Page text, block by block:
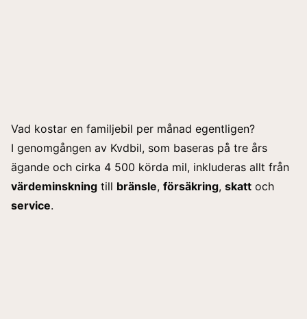
Vad kostar en familjebil per månad egentligen?
I genomgången av Kvdbil, som baseras på tre års
ägande och cirka 4 500 körda mil, inkluderas allt från
värdeminskning till bränsle, försäkring, skatt och
service.